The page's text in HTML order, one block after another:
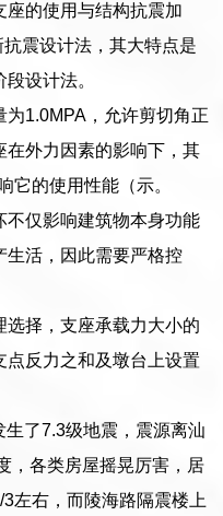
座的使用与结构抗震加
震设计法，其大特点是
设计法。
1.0MPA，允许剪切角正
在外力因素的影响下，其
它的使用性能（示。
不仅影响建筑物本身功能
生活，因此需要严格控
择，支座承载力大小的
反力之和及墩台上设置
了7.3级地震，震源离汕
，各类房屋摇晃厉害，居
左右，而陵海路隔震楼上